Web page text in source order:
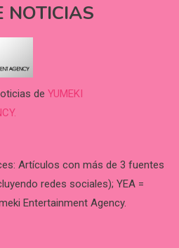
NOTICIAS
de YUMEKI
Artículos con más de 3 fuentes
redes sociales); YEA =
Entertainment Agency.